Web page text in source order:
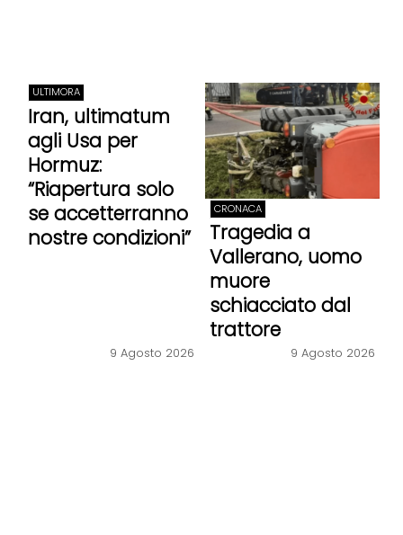
ULTIMORA
Iran, ultimatum
agli Usa per
Hormuz:
“Riapertura solo
se accetterranno
nostre condizioni”
9 Agosto 2026
CRONACA
Tragedia a
Vallerano, uomo
muore
schiacciato dal
trattore
9 Agosto 2026